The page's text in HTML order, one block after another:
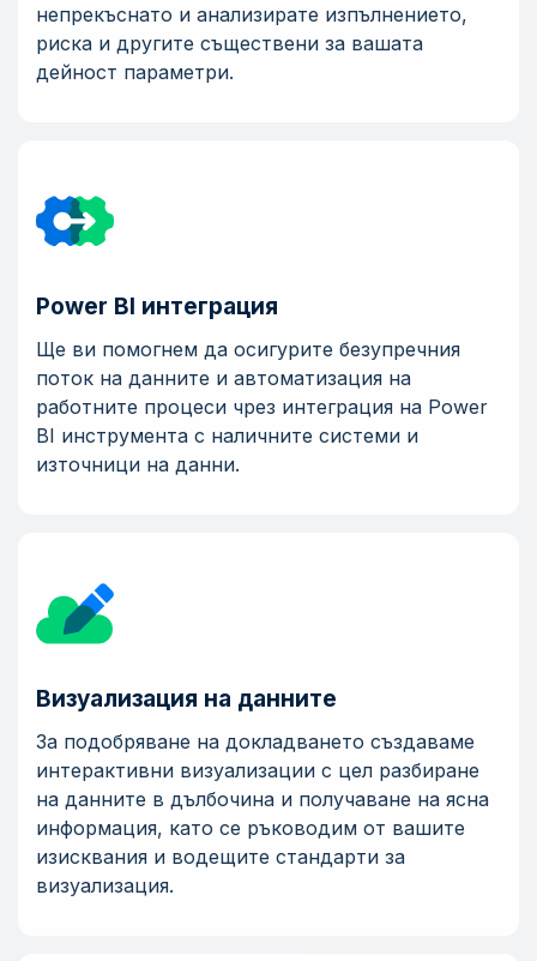
непрекъснато и анализирате изпълнението,
риска и другите съществени за вашата
дейност параметри.
Power BI интеграция
Ще ви помогнем да осигурите безупречния
поток на данните и автоматизация на
работните процеси чрез интеграция на Power
BI инструмента с наличните системи и
източници на данни.
Визуализация на данните
За подобряване на докладването създаваме
интерактивни визуализации с цел разбиране
на данните в дълбочина и получаване на ясна
информация, като се ръководим от вашите
изисквания и водещите стандарти за
визуализация.